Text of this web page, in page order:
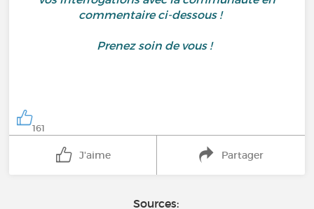
commentaire ci-dessous !
Prenez soin de vous !
161
J'aime Partager
Sources: